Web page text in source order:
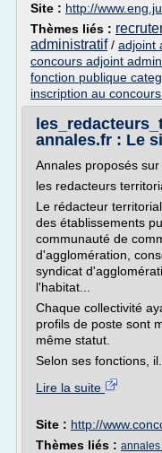
Site : http://
Thèmes liés :
administratif/ adjoint
concours adjoint
fonction publique
inscription au
annales.fr : Le
Annales proposés
les redacteurs
Le rédacteur
des établissements
communauté de
d'agglomération,
syndicat
l'habitat...
Chaque collectivité
profils de poste sont
même statut.
Selon ses fonctions, il...
Lire la suite
Site : http://
Thèmes liés : annales